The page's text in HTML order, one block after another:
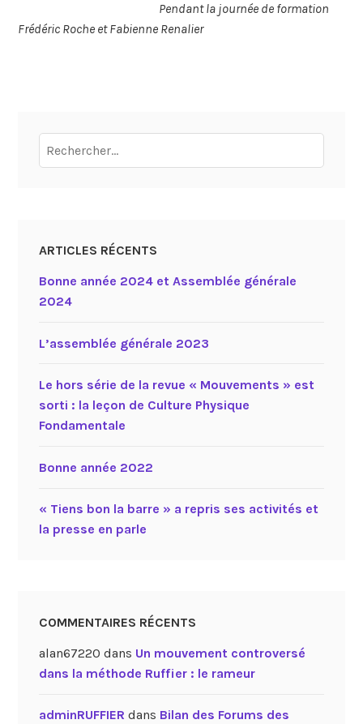
Pendant la journée de formation
Frédéric Roche et Fabienne Renalier
ARTICLES RÉCENTS
Bonne année 2024 et Assemblée générale
2024
L’assemblée générale 2023
Le hors série de la revue « Mouvements » est
sorti : la leçon de Culture Physique
Fondamentale
Bonne année 2022
« Tiens bon la barre » a repris ses activités et
la presse en parle
COMMENTAIRES RÉCENTS
alan67220 dans Un mouvement controversé
dans la méthode Ruffier : le rameur
adminRUFFIER dans Bilan des Forums des